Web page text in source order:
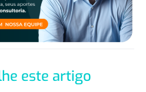
este artigo